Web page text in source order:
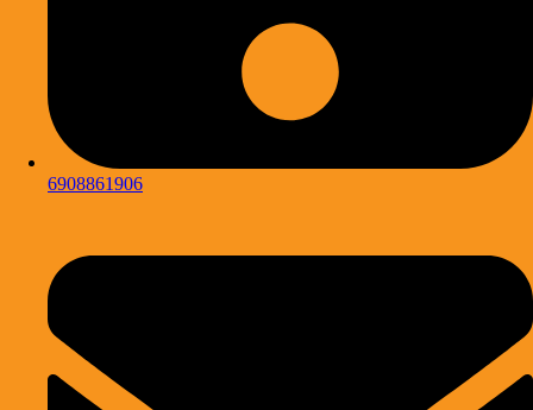
6908861906